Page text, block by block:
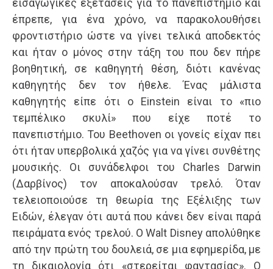
εισαγωγικές εξετάσεις για το πανεπιστήμιο και
έπρεπε, για ένα χρόνο, να παρακολουθήσει
φροντιστήριο ώστε να γίνει τελικά αποδεκτός
και ήταν ο μόνος στην τάξη του που δεν πήρε
βοηθητική, σε καθηγητή θέση, διότι κανένας
καθηγητής δεν τον ήθελε. Ένας μάλιστα
καθηγητής είπε ότι ο Einstein είναι το «πιο
τεμπέλικο σκυλί» που είχε ποτέ το
πανεπιστήμιο. Του Beethoven οι γονείς είχαν πει
ότι ήταν υπερβολικά χαζός για να γίνει συνθέτης
μουσικής. Οι συνάδελφοι του Charles Darwin
(Δαρβίνος) τον αποκαλούσαν τρελό. Όταν
τελειοποιούσε τη θεωρία της Εξέλιξης των
Ειδών, έλεγαν ότι αυτά που κάνει δεν είναι παρά
πειράματα ενός τρελού. Ο Walt Disney απολύθηκε
από την πρώτη του δουλειά, σε μια εφημερίδα, με
τη δικαιολογία ότι «στερείται φαντασίας». Ο